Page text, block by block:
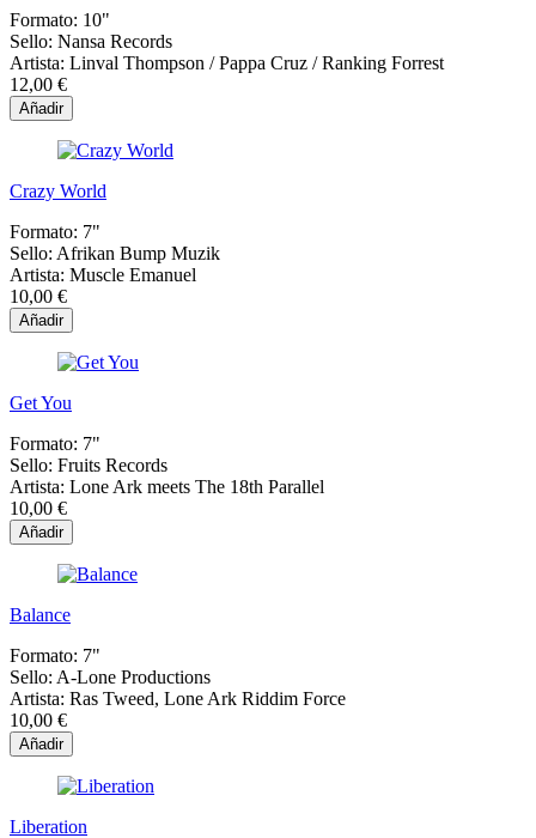
Formato: 10"
Sello: Nansa Records
Artista: Linval Thompson / Pappa Cruz / Ranking Forrest
12,00 €
Añadir
Crazy World
Formato: 7"
Sello: Afrikan Bump Muzik
Artista: Muscle Emanuel
10,00 €
Añadir
Get You
Formato: 7"
Sello: Fruits Records
Artista: Lone Ark meets The 18th Parallel
10,00 €
Añadir
Balance
Formato: 7"
Sello: A-Lone Productions
Artista: Ras Tweed, Lone Ark Riddim Force
10,00 €
Añadir
Liberation